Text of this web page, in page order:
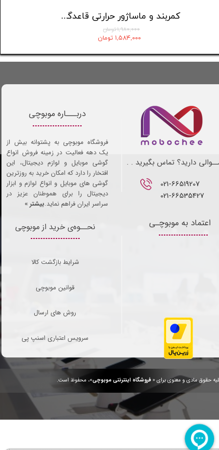
کمربند و ماساژور حرارتی قاعدگی Icalma
۱,۹۸۰,۰۰۰ تومان
۱,۵۸۴,۰۰۰ تومان
حقوق مادی و معنوی برای «فروشگاه اینترنتی موبوچی»، محفوظ است.
021-66519207​​​​​​​
021-66535427
دارید؟ تماس بگیرید . .
نحــوه‌ی خرید از موبوچی
شرایط بازگشت کالا
قوانین موبوچی
روش های ارسال
سرویس اعتباری اسنپ پی
اعتماد به موبوچـی
دربـــاره موبوچی
فروشگاه موبوچی به پشتوانه بیش از
یک دهه فعالیت در زمینه فروش انواع
گوشی موبایل و لوازم دیجیتال، این
افتخار را دارد که امکان خرید به روزترین
گوشی های موبایل و انواع لوازم و ابزار
دیجیتال را برای هموطنان عزیز در
سراسر ایران فراهم نماید.بیشتر »